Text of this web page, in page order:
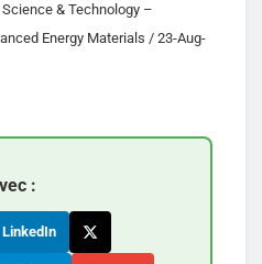
& Technology –
Energy Materials / 23-Aug-
:
LinkedIn